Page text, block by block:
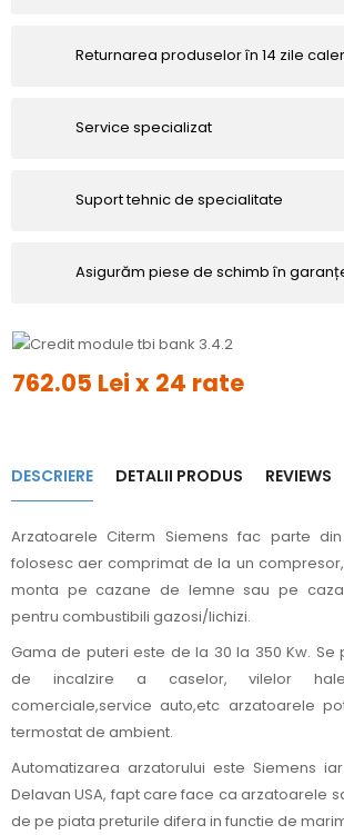
Returnarea produselor în 14 zile
Service specializat
Suport tehnic de specialitate
Asigurăm piese de schimb în
762.05 Lei x 24 rate
DESCRIERE DETALII PRODUS REVIEWS
Arzatoarele Citerm Siemens fac parte
folosesc aer comprimat de la un
monta pe cazane de lemne sau pe
pentru combustibili gazosi/lichizi.
Gama de puteri este de la 30 la 350 Kw.
de incalzire a caselor, vilelor hale
comerciale,service auto,etc arzatoarele
termostat de ambient.
Automatizarea arzatorului este Siemens
Delavan USA, fapt care face ca arzatoarele
de pe piata preturile difera in functie de